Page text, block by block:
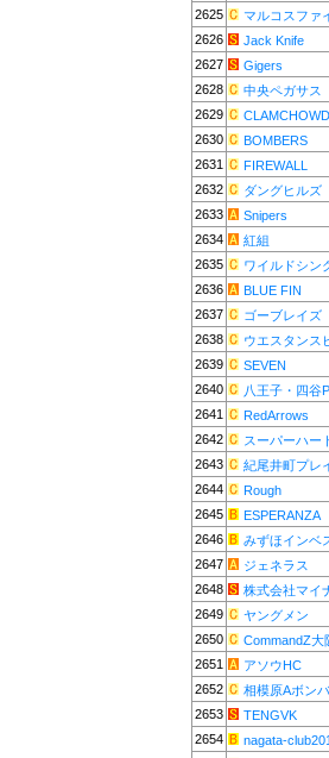
2625
マルコスファ
2626
Jack Knife
2627
Gigers
2628
中央ペガサス
2629
2630
BOMBERS
2631
FIREWALL
2632
ダングヒルズ
2633
Snipers
2634
紅組
2635
ワイルドシン
2636
BLUE FIN
2637
ゴーブレイズ
2638
ウエスタンス
2639
SEVEN
2640
八王子・四谷P
2641
RedArrows
2642
スーパーハー
2643
紀尾井町プレ
2644
Rough
2645
ESPERANZA
2646
みずほインベ
2647
ジェネラス
2648
株式会社マイ
2649
ヤングメン
2650
CommandZ大
2651
アソウHC
2652
相模原Aボン
2653
TENGVK
2654
nagata-